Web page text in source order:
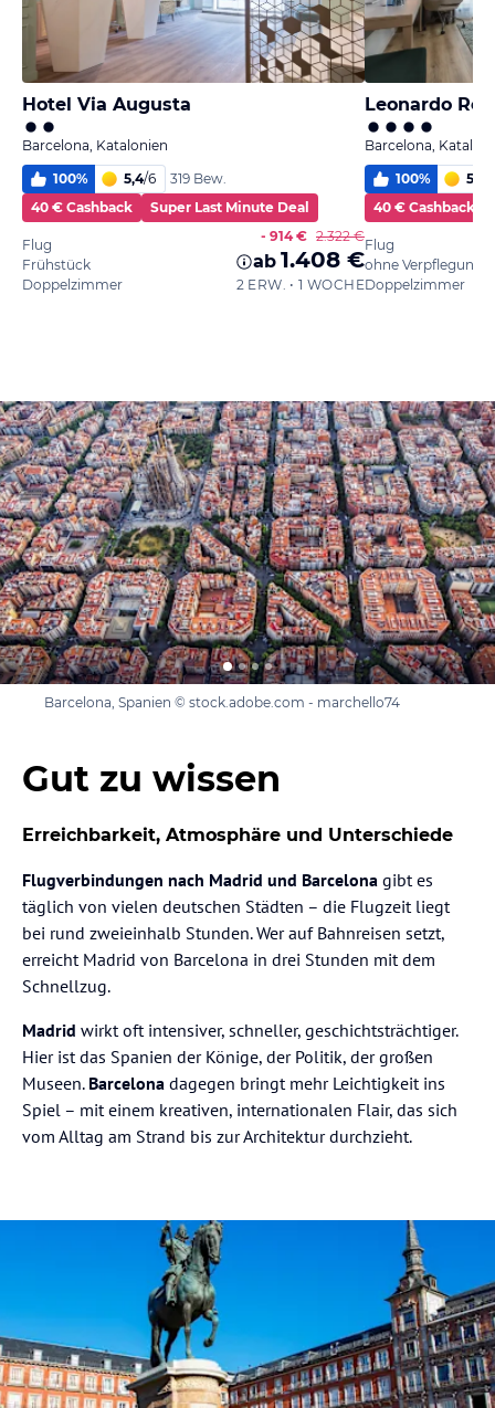
Hotel Via Augusta
Barcelona, Katalonien
100% 5,4/6
319 Bew.
40 € Cashback
Super Last Minute Deal
Flug
Frühstück
Doppelzimmer
- 914 € 2.322 €
ab 1.408 €
2 ERW. • 1 WOCHE
Leonardo
Barcelona,
100% 5,6
40 € Cashback
Flug
ohne Verpflegung
Doppelzimmer
Barcelona, Spanien © stock.adobe.com - marchello74
Gut zu wissen
Erreichbarkeit, Atmosphäre und Unterschiede
Flugverbindungen nach Madrid und Barcelona gibt es
täglich von vielen deutschen Städten – die Flugzeit liegt
bei rund zweieinhalb Stunden. Wer auf Bahnreisen setzt,
erreicht Madrid von Barcelona in drei Stunden mit dem
Schnellzug.
Madrid wirkt oft intensiver, schneller, geschichtsträchtiger.
Hier ist das Spanien der Könige, der Politik, der großen
Museen. Barcelona dagegen bringt mehr Leichtigkeit ins
Spiel – mit einem kreativen, internationalen Flair, das sich
vom Alltag am Strand bis zur Architektur durchzieht.